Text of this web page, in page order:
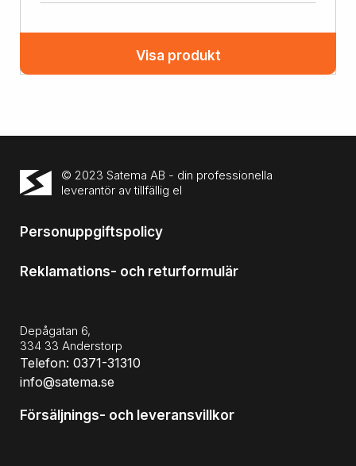
Visa produkt
© 2023 Satema AB - din professionella
leverantör av tillfällig el
Personuppgiftspolicy
Reklamations- och returformulär
Depågatan 6,
334 33 Anderstorp
Telefon: 0371-31310
info@satema.se
Försäljnings- och leveransvillkor